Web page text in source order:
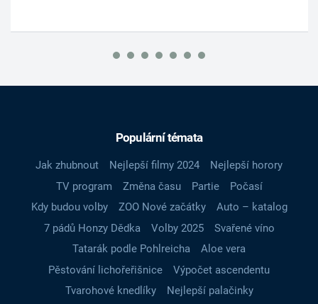
Populární témata
Jak zhubnout Nejlepší filmy 2024
Nejlepší horory
TV program
Změna času Partie
Počasí
Kdy budou volby
ZOO Nové začátky
Auto – katalog
7 pádů Honzy Dědka
Volby 2025
Svařené víno
Tatarák podle Pohlreicha
Aloe vera
Pěstování lichořeřišnice
Výpočet ascendentu
Tvarohové knedlíky
Nejlepší palačinky